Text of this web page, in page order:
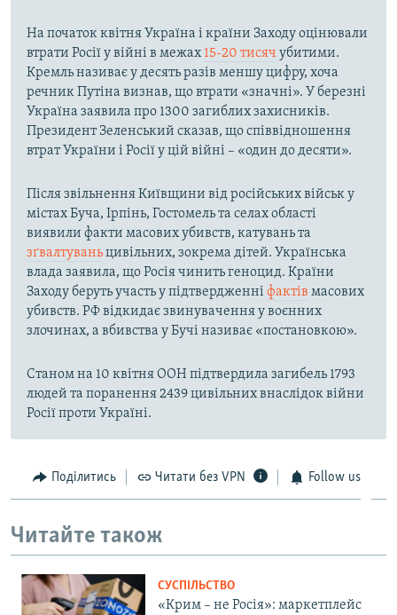
На початок квітня Україна і країни Заходу оцінювали
втрати Росії у війні в межах 15-20 тисяч убитими.
Кремль називає у десять разів меншу цифру, хоча
речник Путіна визнав, що втрати «значні». У березні
Україна заявила про 1300 загиблих захисників.
Президент Зеленський сказав, що співвідношення
втрат України і Росії у цій війні – «один до десяти».
Після звільнення Київщини від російських військ у
містах Буча, Ірпінь, Гостомель та селах області
виявили факти масових убивств, катувань та
зґвалтуваньцивільних, зокрема дітей. Українська
влада заявила, що Росія чинить геноцид. Країни
Заходу беруть участь у підтвердженні фактів масових
убивств. РФ відкидає звинувачення у воєнних
злочинах, а вбивства у Бучі називає «постановкою».
Станом на 10 квітня ООН підтвердила загибель 1793
людей та поранення 2439 цивільних внаслідок війни
Росії проти Україні.
Поділитись Читати без VPN Follow us
Читайте також
СУСПІЛЬСТВО
«Крим – не Росія»: маркетплейс